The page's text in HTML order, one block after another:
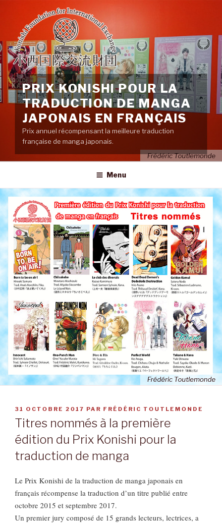
contenu
principal
Frédéric Toutlemonde
PRIX KONISHI POUR LA
TRADUCTION DE MANGA
JAPONAIS EN FRANÇAIS
Prix annuel récompensant la meilleure traduction
française de manga japonais.
Menu
Frédéric Toutlemonde
PUBLIÉ
LE
31 OCTOBRE 2017 PAR FRÉDÉRIC TOUTLEMONDE
Titres nommés à la première
édition du Prix Konishi pour la
traduction de manga
Le Prix Konishi de la traduction de manga japonais en
français récompense la traduction d’un titre publié entre
octobre 2015 et septembre 2017.
Un premier jury composé de 15 grands lecteurs, lectrices, a